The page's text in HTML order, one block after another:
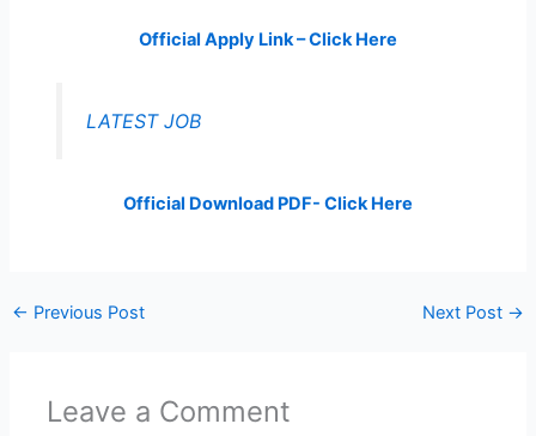
Official Apply Link – Click Here
LATEST JOB
Official Download PDF- Click Here
← Previous Post Next Post →
Leave a Comment